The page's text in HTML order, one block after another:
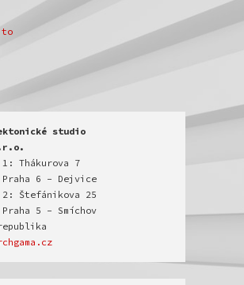
to
studio
1: Thákurova 7
Praha 6 - Dejvice
2: Štefánikova 25
Praha 5 - Smíchov